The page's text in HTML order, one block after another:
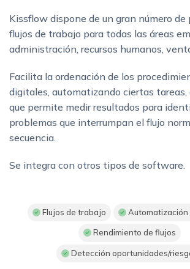
Kissflow dispone de un gran número
flujos de trabajo para todas las áreas
administración, recursos humanos,
Facilita la ordenación de los
digitales, automatizando ciertas
que permite medir resultados para
problemas que interrumpan el flujo
secuencia.
Se integra con otros tipos de software.
Flujos de trabajo Automatización
Rendimiento de flujos
Detección oportunidades/